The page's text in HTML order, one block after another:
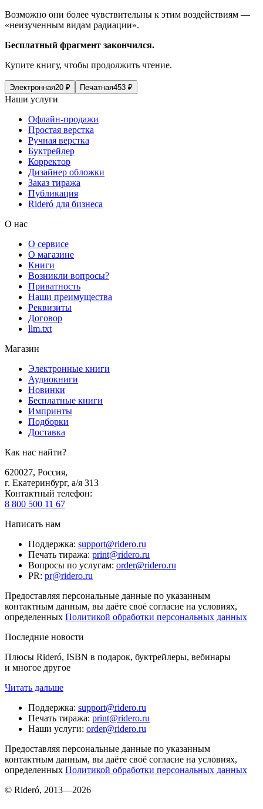
Возможно они более чувствительны к этим воздействиям —
«неизученным видам радиации».
Бесплатный фрагмент закончился.
Купите книгу, чтобы продолжить чтение.
Электронная20 ₽ Печатная453 ₽
Наши услуги
Офлайн-продажи
Простая верстка
Ручная верстка
Буктрейлер
Корректор
Дизайнер обложки
Заказ тиража
Публикация
Rideró для бизнеса
О нас
О сервисе
О магазине
Книги
Возникли вопросы?
Приватность
Наши преимущества
Реквизиты
Договор
llm.txt
Магазин
Электронные книги
Аудиокниги
Новинки
Бесплатные книги
Импринты
Подборки
Доставка
Как нас найти?
620027, Россия,
г. Екатеринбург, а/я 313
Контактный телефон:
8 800 500 11 67
Написать нам
Поддержка: support@ridero.ru
Печать тиража: print@ridero.ru
Вопросы по услугам: order@ridero.ru
PR: pr@ridero.ru
Предоставляя персональные данные по указанным
контактным данным, вы даёте своё согласие на условиях,
определенных Политикой обработки персональных данных
Последние новости
Плюсы Rideró, ISBN в подарок, буктрейлеры, вебинары
и многое другое
Читать дальше
Поддержка: support@ridero.ru
Печать тиража: print@ridero.ru
Наши услуги: order@ridero.ru
Предоставляя персональные данные по указанным
контактным данным, вы даёте своё согласие на условиях,
определенных Политикой обработки персональных данных
© Rideró, 2013—2026